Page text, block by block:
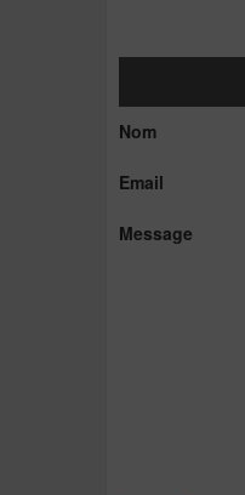
Nom
Email
Message